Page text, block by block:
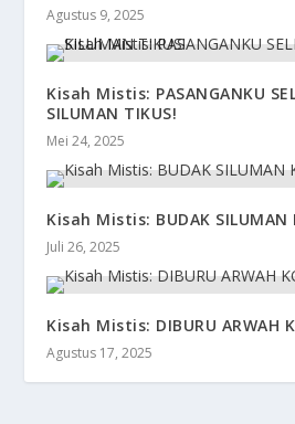
Agustus 9, 2025
Kisah Mistis: PASANGANKU
SILUMAN TIKUS!
Mei 24, 2025
Kisah Mistis: BUDAK SILUMAN
Juli 26, 2025
Kisah Mistis: DIBURU ARWAH
Agustus 17, 2025